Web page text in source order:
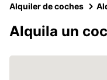
Alquiler de coches
Alquila un